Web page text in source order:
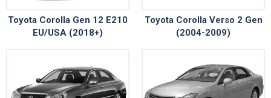
Toyota Corolla Gen 12 E210
EU/USA (2018+)
Toyota Corolla Verso 2 Gen
(2004-2009)